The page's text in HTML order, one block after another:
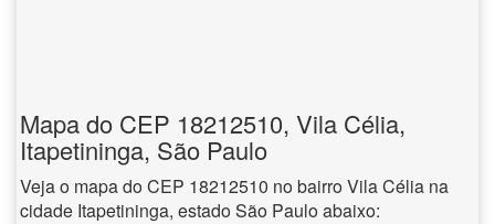
Mapa do CEP 18212510, Vila Célia,
Itapetininga, São Paulo
Veja o mapa do CEP 18212510 no bairro Vila Célia na
cidade Itapetininga, estado São Paulo abaixo: